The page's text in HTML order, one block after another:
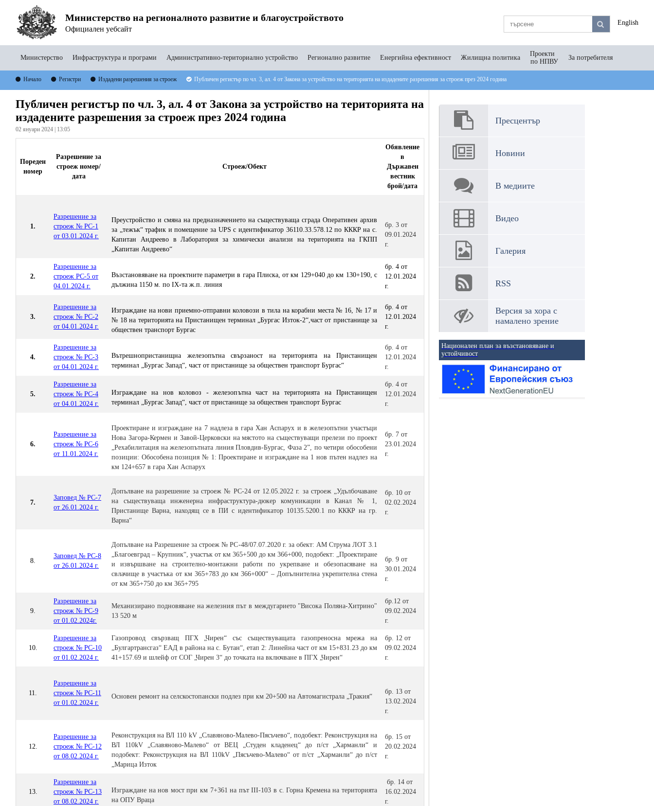
Министерство на регионалното развитие и благоустройството
Официален уебсайт
English
Министерство Инфраструктура и програми Административно-териториално устройство Регионално развитие Енергийна ефективност Жилищна политика
Проекти
по НПВУ
За потребителя
Начало Регистри Издадени разрешения за строеж Публичен регистър по чл. 3, ал. 4 от Закона за устройство на територията на издадените разрешения за строеж през 2024 година
Публичен регистър по чл. 3, ал. 4 от Закона за устройство на територията на
издадените разрешения за строеж през 2024 година
02 януари 2024 | 13:05
Пореден
номер
Разрешение за
строеж номер/
дата
Строеж/Обект
Обявление
в
Държавен
вестник
брой/дата
1.
Разрешение за
строеж № РС-1
от 03.01.2024 г.
Преустройство и смяна на предназначението на съществуваща сграда Оперативен архив
за „тежък“ трафик и помещение за UPS с идентификатор 36110.33.578.12 по КККР на с.
Капитан Андреево в Лаборатория за химически анализи на територията на ГКПП
„Капитан Андреево“
бр. 3 от
09.01.2024
г.
2.
Разрешение за
строеж РС-5 от
04.01.2024 г.
Възстановяване на проектните параметри в гара Плиска, от км 129+040 до км 130+190, с
дължина 1150 м. по IX-та ж.п. линия
бр. 4 от
12.01.2024
г.
3.
Разрешение за
строеж № РС-2
от 04.01.2024 г.
Изграждане на нови приемно-отправни коловози в тила на корабни места № 16, № 17 и
№ 18 на територията на Пристанищен терминал „Бургас Изток-2“,част от пристанище за
обществен транспорт Бургас
бр. 4 от
12.01.2024
г.
4.
Разрешение за
строеж № РС-3
от 04.01.2024 г.
Вътрешнопристанищна железопътна свързаност на територията на Пристанищен
терминал „Бургас Запад“, част от пристанище за обществен транспорт Бургас“
бр. 4 от
12.01.2024
г.
5.
Разрешение за
строеж № РС-4
от 04.01.2024 г.
Изграждане на нов коловоз - железопътна част на територията на Пристанищен
терминал „Бургас Запад“, част от пристанище за обществен транспорт Бургас
бр. 4 от
12.01.2024
г.
6.
Разрешение за
строеж № РС-6
от 11.01.2024 г.
Проектиране и изграждане на 7 надлеза в гара Хан Аспарух и в железопътни участъци
Нова Загора-Кермен и Завой-Церковски на мястото на съществуващи прелези по проект
„Рехабилитация на железопътната линия Пловдив-Бургас, Фаза 2”, по четири обособени
позиции: Обособена позиция № 1: Проектиране и изграждане на 1 нов пътен надлез на
км 124+657 в гара Хан Аспарух
бр. 7 от
23.01.2024
г.
7.
Заповед № РС-7
от 26.01.2024 г.
Допълване на разрешение за строеж № РС-24 от 12.05.2022 г. за строеж „Удълбочаване
на съществуваща инженерна инфраструктура-дюкер комуникации в Канал № 1,
Пристанище Варна, находящ се в ПИ с идентификатор 10135.5200.1 по КККР на гр.
Варна“
бр. 10 от
02.02.2024
г.
8.
Заповед № РС-8
от 26.01.2024 г.
Допълване на Разрешение за строеж № РС-48/07.07.2020 г. за обект: АМ Струма ЛОТ 3.1
„Благоевград – Крупник“, участък от км 365+500 до км 366+000, подобект: „Проектиране
и извършване на строително-монтажни работи по укрепване и обезопасяване на
свлачище в участъка от км 365+783 до км 366+000“ – Допълнителна укрепителна стена
от км 365+750 до км 365+795
бр. 9 от
30.01.2024
г.
9.
Разрешение за
строеж № РС-9
от 01.02.2024г.
Механизирано подновяване на железния път в междугарието "Висока Поляна-Хитрино"
13 520 м
бр.12 от
09.02.2024
г.
10.
Разрешение за
строеж № РС-10
от 01.02.2024 г.
Газопровод свързващ ПГХ „Чирен“ със съществуващата газопреносна мрежа на
„Булгартрансгаз“ ЕАД в района на с. Бутан“, етап 2: Линейна част от км 15+831.23 до км
41+157.69 и шлейф от СОГ „Чирен 3“ до точката на включване в ПГХ „Чирен“
бр. 12 от
09.02.2024
г.
11.
Разрешение за
строеж № РС-11
от 01.02.2024 г.
Основен ремонт на селскостопански подлез при км 20+500 на Автомагистрала „Тракия“
бр. 13 от
13.02.2024
г.
12.
Разрешение за
строеж № РС-12
от 08.02.2024 г.
Реконструкция на ВЛ 110 kV „Славяново-Малево-Пясъчево“, подобект: Реконструкция на
ВЛ 110kV „Славяново-Малево“ от ВЕЦ „Студен кладенец“ до п/ст „Харманли“ и
подобект: Реконструкция на ВЛ 110kV „Пясъчево-Малево“ от п/ст „Харманли“ до п/ст
„Марица Изток
бр. 15 от
20.02.2024
г.
13.
Разрешение за
строеж № РС-13
от 08.02.2024 г.
Изграждане на нов мост при км 7+361 на път III-103 в с. Горна Кремена на територията
на ОПУ Враца
бр. 14 от
16.02.2024
г.
Пресцентър
Новини
В медиите
Видео
Галерия
RSS
Версия за хора с
намалено зрение
Национален план за възстановяване и
устойчивост